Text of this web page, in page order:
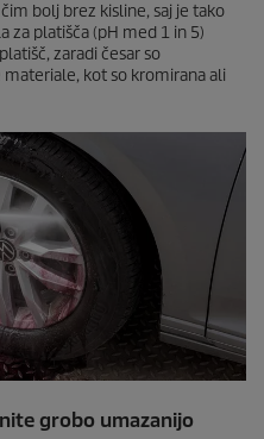
bolj brez kisline, saj je tako
za platišča (pH med 1 in 5)
zaradi česar so
kot so kromirana ali
grobo umazanijo